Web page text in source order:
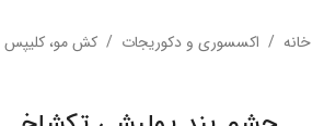
خانه / اکسسوری و دکوریجات / کش مو، کلیپس